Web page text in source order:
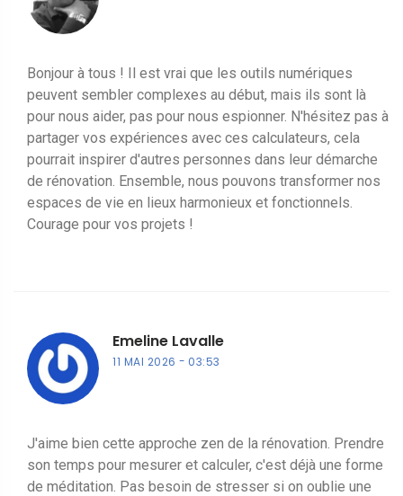
Bonjour à tous ! Il est vrai que les outils numériques
peuvent sembler complexes au début, mais ils sont là
pour nous aider, pas pour nous espionner. N'hésitez pas à
partager vos expériences avec ces calculateurs, cela
pourrait inspirer d'autres personnes dans leur démarche
de rénovation. Ensemble, nous pouvons transformer nos
espaces de vie en lieux harmonieux et fonctionnels.
Courage pour vos projets !
Emeline Lavalle
11 MAI 2026 03:53
J'aime bien cette approche zen de la rénovation. Prendre
son temps pour mesurer et calculer, c'est déjà une forme
de méditation. Pas besoin de stresser si on oublie une